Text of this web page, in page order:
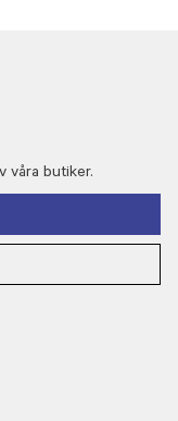
våra butiker.